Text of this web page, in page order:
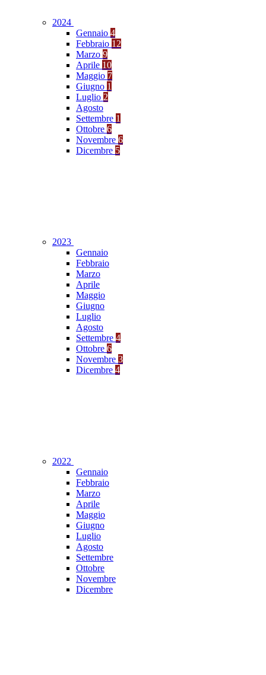
2024
Gennaio 4
Febbraio 12
Marzo 9
Aprile 10
Maggio 7
Giugno 1
Luglio 2
Agosto
Settembre 1
Ottobre 6
Novembre 6
Dicembre 5
2023
Gennaio
Febbraio
Marzo
Aprile
Maggio
Giugno
Luglio
Agosto
Settembre 4
Ottobre 6
Novembre 3
Dicembre 4
2022
Gennaio
Febbraio
Marzo
Aprile
Maggio
Giugno
Luglio
Agosto
Settembre
Ottobre
Novembre
Dicembre